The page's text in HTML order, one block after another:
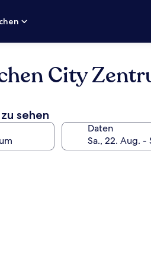
City
sehen
Daten